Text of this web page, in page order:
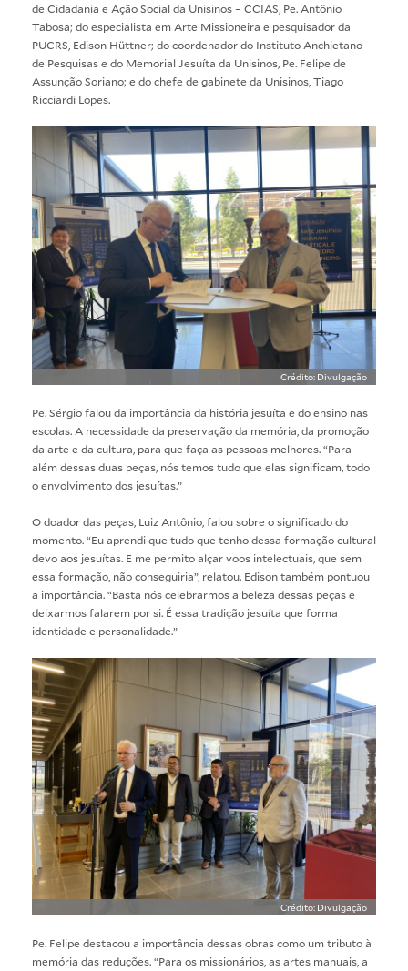
de Cidadania e Ação Social da Unisinos – CCIAS, Pe. Antônio
Tabosa; do especialista em Arte Missioneira e pesquisador da
PUCRS, Edison Hüttner; do coordenador do Instituto Anchietano
de Pesquisas e do Memorial Jesuíta da Unisinos, Pe. Felipe de
Assunção Soriano; e do chefe de gabinete da Unisinos, Tiago
Ricciardi Lopes.
Crédito: Divulgação
Pe. Sérgio falou da importância da história jesuíta e do ensino nas
escolas. A necessidade da preservação da memória, da promoção
da arte e da cultura, para que faça as pessoas melhores. “Para
além dessas duas peças, nós temos tudo que elas significam, todo
o envolvimento dos jesuítas.”
O doador das peças, Luiz Antônio, falou sobre o significado do
momento. “Eu aprendi que tudo que tenho dessa formação cultural
devo aos jesuítas. E me permito alçar voos intelectuais, que sem
essa formação, não conseguiria”, relatou. Edison também pontuou
a importância. “Basta nós celebrarmos a beleza dessas peças e
deixarmos falarem por si. É essa tradição jesuíta que forma
identidade e personalidade.”
Crédito: Divulgação
Pe. Felipe destacou a importância dessas obras como um tributo à
memória das reduções. “Para os missionários, as artes manuais, a